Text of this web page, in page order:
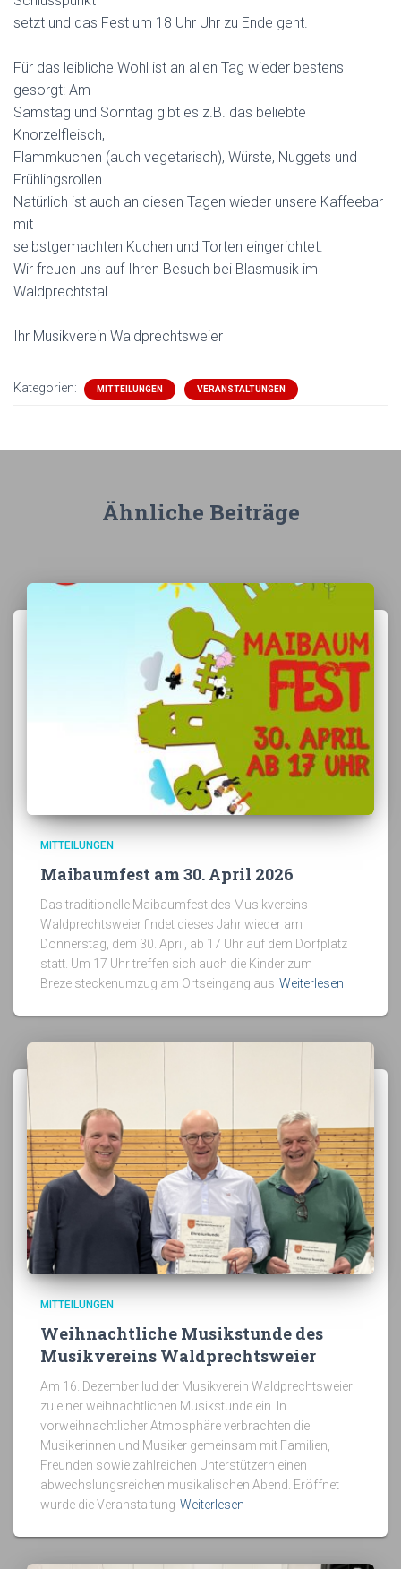
setzt und das Fest um 18 Uhr Uhr zu Ende geht.
Für das leibliche Wohl ist an allen Tag wieder bestens
gesorgt: Am
Samstag und Sonntag gibt es z.B. das beliebte
Knorzelfleisch,
Flammkuchen (auch vegetarisch), Würste, Nuggets und
Frühlingsrollen.
Natürlich ist auch an diesen Tagen wieder unsere Kaffeebar
mit
selbstgemachten Kuchen und Torten eingerichtet.
Wir freuen uns auf Ihren Besuch bei Blasmusik im
Waldprechtstal.
Ihr Musikverein Waldprechtsweier
Kategorien: MITTEILUNGEN VERANSTALTUNGEN
Ähnliche Beiträge
MITTEILUNGEN
Maibaumfest am 30. April 2026
Das traditionelle Maibaumfest des Musikvereins
Waldprechtsweier findet dieses Jahr wieder am
Donnerstag, dem 30. April, ab 17 Uhr auf dem Dorfplatz
statt. Um 17 Uhr treffen sich auch die Kinder zum
Brezelsteckenumzug am Ortseingang aus Weiterlesen
MITTEILUNGEN
Weihnachtliche Musikstunde des
Musikvereins Waldprechtsweier
Am 16. Dezember lud der Musikverein Waldprechtsweier
zu einer weihnachtlichen Musikstunde ein. In
vorweihnachtlicher Atmosphäre verbrachten die
Musikerinnen und Musiker gemeinsam mit Familien,
Freunden sowie zahlreichen Unterstützern einen
abwechslungsreichen musikalischen Abend. Eröffnet
wurde die Veranstaltung Weiterlesen